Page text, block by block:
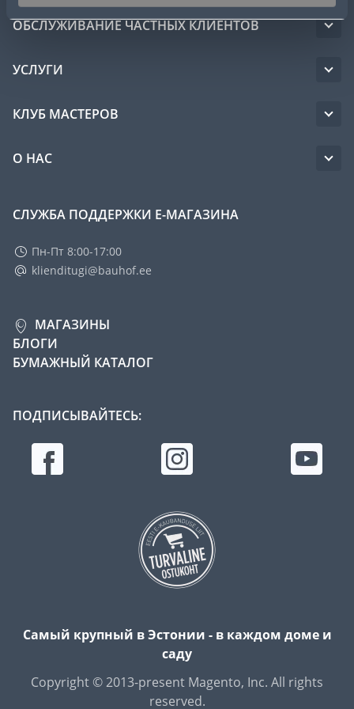
ОБСЛУЖИВАНИЕ ЧАСТНЫХ КЛИЕНТОВ
УСЛУГИ
КЛУБ МАСТЕРОВ
О НАС
СЛУЖБА ПОДДЕРЖКИ Е-МАГАЗИНА
Пн-Пт 8:00-17:00
klienditugi@bauhof.ee
МАГАЗИНЫ
БЛОГИ
БУМАЖНЫЙ КАТАЛОГ
ПОДПИСЫВАЙТЕСЬ:
Самый крупный в Эстонии - в каждом доме и
саду
Copyright © 2013-present Magento, Inc. All rights
reserved.